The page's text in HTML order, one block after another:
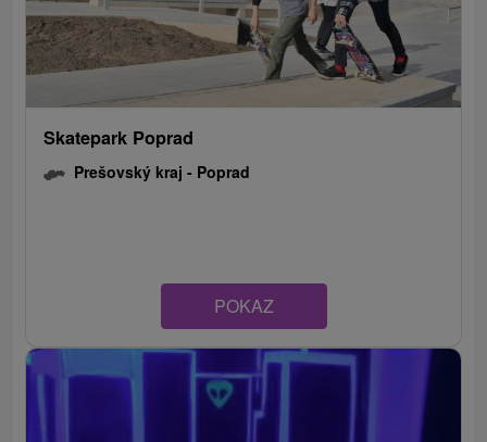
Skatepark Poprad
Prešovský kraj - Poprad
POKAZ